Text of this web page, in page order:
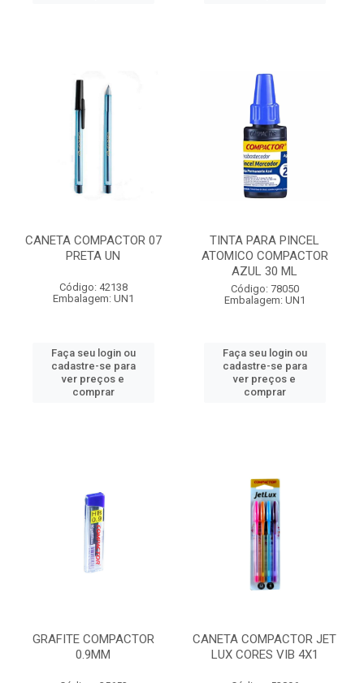
CANETA COMPACTOR 07
PRETA UN
Código: 42138
Embalagem: UN1
Faça seu login ou
cadastre-se para
ver preços e
comprar
TINTA PARA PINCEL
ATOMICO COMPACTOR
AZUL 30 ML
Código: 78050
Embalagem: UN1
Faça seu login ou
cadastre-se para
ver preços e
comprar
GRAFITE COMPACTOR
0.9MM
CANETA COMPACTOR JET
LUX CORES VIB 4X1